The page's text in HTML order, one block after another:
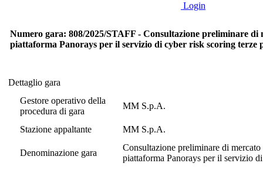
Login
Numero gara: 808/2025/STAFF - Consultazione preliminare
piattaforma Panorays per il servizio di cyber risk scoring terze
Dettaglio gara
Gestore operativo della
procedura di gara
MM S.p.A.
Stazione appaltante MM S.p.A.
Denominazione gara
Consultazione preliminare di
piattaforma Panorays per il servizio